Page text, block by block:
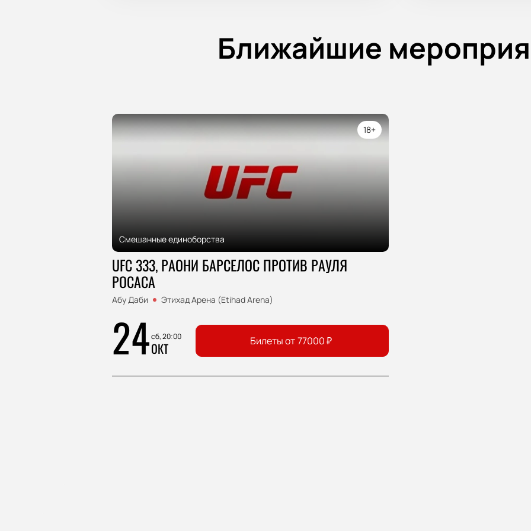
Ближайшие
Смешанные единоборства
18+
UFC 333, РАОНИ БАРСЕЛОС ПРОТИВ РАУЛЯ
РОСАСА
Абу Даби Этихад Арена (Etihad Arena)
24сб, 20:00
ОКТ Билеты от77000₽